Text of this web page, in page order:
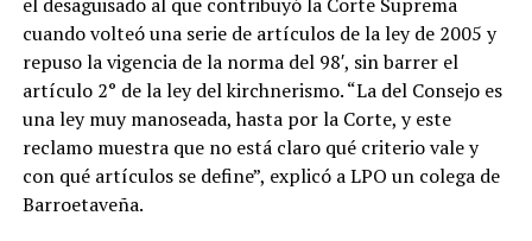
cuando volteó una serie de artículos de la ley de 2005 y
repuso la vigencia de la norma del 98′, sin barrer el
artículo 2° de la ley del kirchnerismo. “La del Consejo es
una ley muy manoseada, hasta por la Corte, y este
reclamo muestra que no está claro qué criterio vale y
con qué artículos se define”, explicó a LPO un colega de
Barroetaveña.